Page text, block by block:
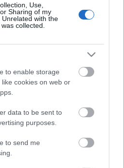
Use,
Sharing of my
with the
collected.
to enable storage
cookies on web or
data to be sent to
purposes.
to send me